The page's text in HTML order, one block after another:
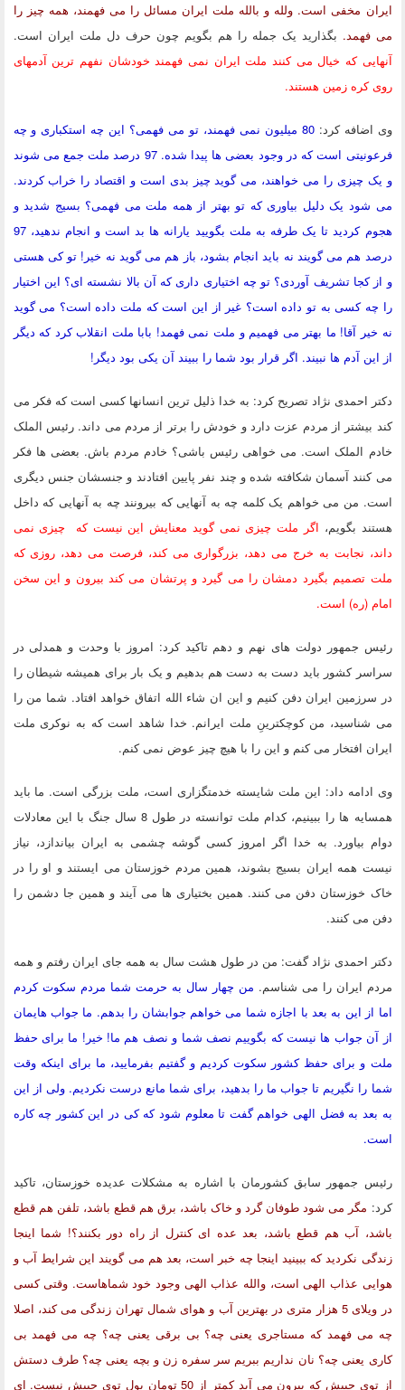
ایران مخفی است. ولله و بالله ملت ایران مسائل را می فهمند، همه چیز را
می فهمد. بگذارید یک جمله را هم بگویم چون حرف دل ملت ایران است.
آنهایی که خیال می کنند ملت ایران نمی فهمند خودشان نفهم ترین آدمهای
روی کره زمین هستند.
وی اضافه کرد:
80 میلیون نمی فهمند، تو می فهمی؟ این چه استکباری و چه
فرعونیتی است که در وجود بعضی ها پیدا شده. 97 درصد ملت جمع می شوند
و یک چیزی را می خواهند، می گوید چیز بدی است و اقتصاد را خراب کردند.
می شود یک دلیل بیاوری که تو بهتر از همه ملت می فهمی؟ بسیج شدید و
هجوم کردید تا یک طرفه به ملت بگویید یارانه ها بد است و انجام ندهید، 97
درصد هم می گویند نه باید انجام بشود، باز هم می گوید نه خیر! تو کی هستی
و از کجا تشریف آوردی؟ تو چه اختیاری داری که آن بالا نشسته ای؟ این اختیار
را چه کسی به تو داده است؟ غیر از این است که ملت داده است؟ می گوید
نه خیر آقا! ما بهتر می فهمیم و ملت نمی فهمد! بابا ملت انقلاب کرد که دیگر
از این آدم ها نبیند. اگر قرار بود شما را ببیند آن یکی بود دیگر!
دکتر احمدی نژاد تصریح کرد: به خدا ذلیل ترین انسانها کسی است که فکر می
کند بیشتر از مردم عزت دارد و خودش را برتر از مردم می داند. رئیس الملک
خادم الملک است. می خواهی رئیس باشی؟ خادم مردم باش. بعضی ها فکر
می کنند آسمان شکافته شده و چند نفر پایین افتادند و جنسشان جنس دیگری
است. من می خواهم یک کلمه چه به آنهایی که بیرونند چه به آنهایی که داخل
هستند بگویم، اگر ملت چیزی نمی گوید معنایش این نیست که چیزی نمی
داند، نجابت به خرج می دهد، بزرگواری می کند، فرصت می دهد، روزی که
ملت تصمیم بگیرد دمشان را می گیرد و پرتشان می کند بیرون و این سخن
امام (ره) است.
رئیس جمهور دولت های نهم و دهم تاکید کرد: امروز با وحدت و همدلی در
سراسر کشور باید دست به دست هم بدهیم و یک بار برای همیشه شیطان را
در سرزمین ایران دفن کنیم و این ان شاء الله اتفاق خواهد افتاد. شما من را
می شناسید، من کوچکترینِ ملت ایرانم. خدا شاهد است که به نوکری ملت
ایران افتخار می کنم و این را با هیچ چیز عوض نمی کنم.
وی ادامه داد: این ملت شایسته خدمتگزاری است، ملت بزرگی است. ما باید
همسایه ها را ببینیم، کدام ملت توانسته در طول 8 سال جنگ با این معادلات
دوام بیاورد. به خدا اگر امروز کسی گوشه چشمی به ایران بیاندازد، نیاز
نیست همه ایران بسیج بشوند، همین مردم خوزستان می ایستند و او را در
خاک خوزستان دفن می کنند. همین بختیاری ها می آیند و همین جا دشمن را
دفن می کنند.
دکتر احمدی نژاد گفت: من در طول هشت سال به همه جای ایران رفتم و همه
مردم ایران را می شناسم. من چهار سال به حرمت شما مردم سکوت کردم
اما از این به بعد با اجازه شما می خواهم جوابشان را بدهم. ما جواب هایمان
از آن جواب ها نیست که بگوییم نصف شما و نصف هم ما! خیر‍! ما برای حفظ
ملت و برای حفظ کشور سکوت کردیم و گفتیم بفرمایید، ما برای اینکه وقت
شما را نگیریم تا جواب ما را بدهید، برای شما مانع درست نکردیم. ولی از این
به بعد به فضل الهی خواهم گفت تا معلوم شود که کی در این کشور چه کاره
است.
رئیس جمهور سابق کشورمان با اشاره به مشکلات عدیده خوزستان، تاکید
کرد: مگر می شود طوفان گرد و خاک باشد، برق هم قطع باشد، تلفن هم قطع
باشد، آب هم قطع باشد، بعد عده ای کنترل از راه دور بکنند؟! شما اینجا
زندگی نکردید که ببینید اینجا چه خبر است، بعد هم می گویند این شرایط آب و
هوایی عذاب الهی است، والله عذاب الهی وجود خود شماهاست. وقتی کسی
در ویلای 5 هزار متری در بهترین آب و هوای شمال تهران زندگی می کند، اصلا
چه می فهمد که مستاجری یعنی چه؟ بی برقی یعنی چه؟ چه می فهمد بی
کاری یعنی چه؟ نان نداریم ببریم سر سفره زن و بچه یعنی چه؟ طرف دستش
از توی جیبش که بیرون می آید کمتر از 50 تومان پول توی جیبش نیست. ای